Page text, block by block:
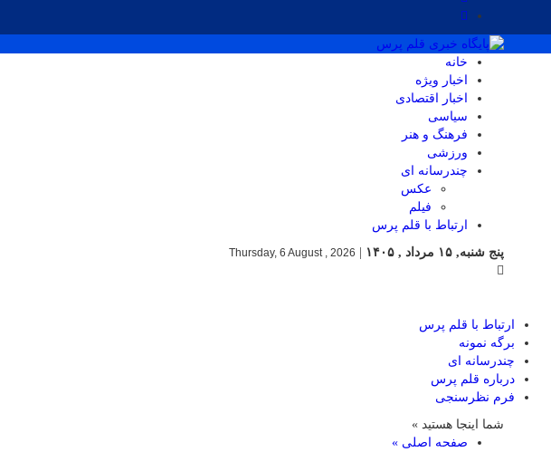
خانه
اخبار ویژه
اخبار اقتصادی
سیاسی
فرهنگ و هنر
ورزشی
چندرسانه ای
عکس
فیلم
ارتباط با قلم پرس
پنج شنبه, ۱۵ مرداد , ۱۴۰۵
Thursday, 6 August , 2026
ارتباط با قلم پرس
برگه نمونه
چندرسانه ای
درباره قلم پرس
فرم نظرسنجی
شما اینجا هستید »
صفحه اصلی »